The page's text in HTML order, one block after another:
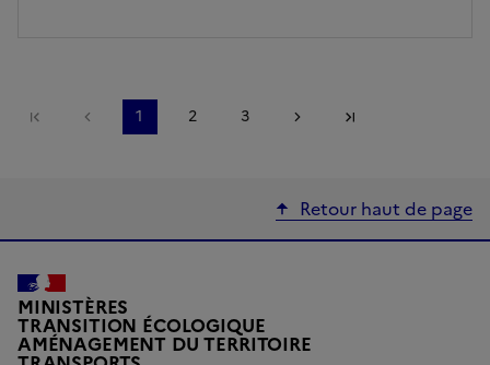
Première pagePage précédente
1 2 3 Page suivante
Retour haut de page
MINISTÈRES
TRANSITION ÉCOLOGIQUE
AMÉNAGEMENT DU TERRITOIRE